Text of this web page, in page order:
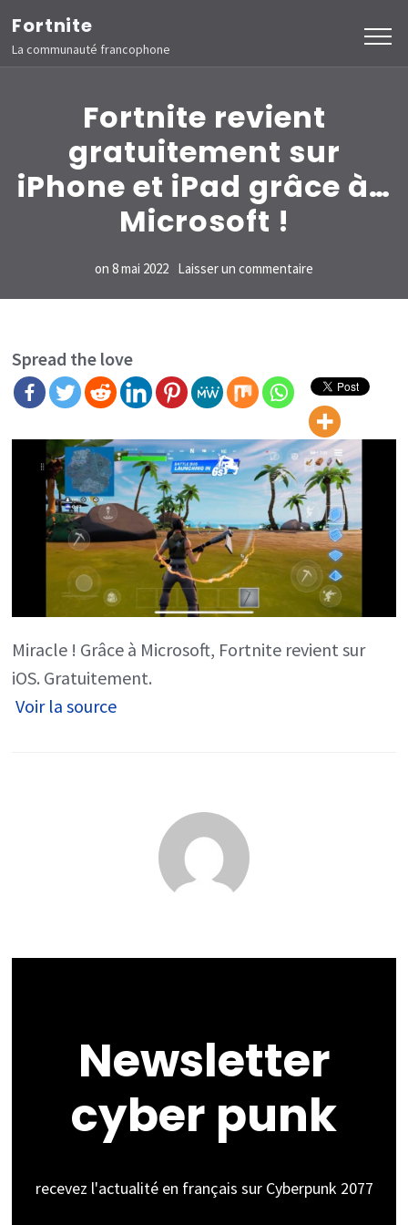
Aller
au
contenu
Fortnite
La communauté francophone
Fortnite revient
gratuitement sur
iPhone et iPad grâce à…
Microsoft !
on 8 mai 2022 Laisser un commentaire
Fortnite
sur
iPhone
et
iPad
grâce
à…
Microsoft
!
Spread the love
Miracle ! Grâce à Microsoft, Fortnite revient sur
iOS. Gratuitement.
Voir la source
Newsletter
cyber punk
recevez l'actualité en français sur Cyberpunk 2077